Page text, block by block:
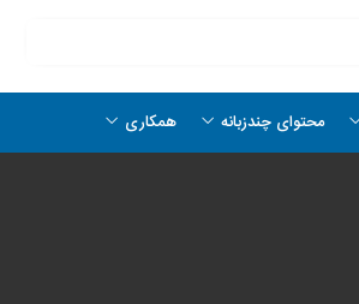
محتوای چندزبانه همکاری